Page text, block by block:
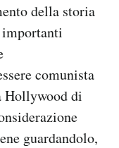
della storia
comunista
Hollywood di
guardandolo,